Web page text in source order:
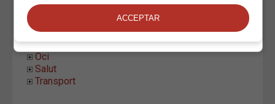
Rètols Brugué
Instal.lacions i Manteniment
Moda i Complements
Oci
Salut
Transport